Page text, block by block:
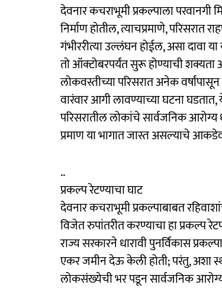
देवनार कचराभूमी प्रकल्पाला
निर्माण होतील, त्याचप्रमाणे, परिसरात
गंभीररीत्या उल्लंघन होईल, असा दावा
तो ऑक्टोबरपर्यंत सुरू होण्याची
लोकवस्तीच्या परिसरात अनेक
वारंवार आगी लावण्याच्या घटना
परिसरातील लोकांचे सार्वजनिक
प्रमाण या भागात जास्त असल्याचे
..
प्रकल्प रेटण्याचा घाट
देवनार कचराभूमी प्रकल्पाबाबत
विजेत रुपांतरीत करण्याचा हा प्रकल्प
राज्य सरकारने धारावी पुनर्विकास
एकर जमीन देऊ केली होती; परंतु, अशा
लोकसंख्येची भर पडून सार्वजनिक